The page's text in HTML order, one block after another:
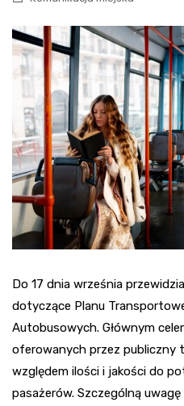
Do 17 dnia września
dotyczące Planu
Autobusowych. Głównym
oferowanych przez publiczny
względem ilości i jakości do
pasażerów. Szczególną